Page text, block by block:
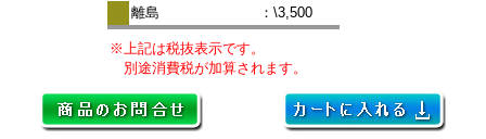
離島 ：\3,500
※上記は税抜表示です。
別途消費税が加算されます。